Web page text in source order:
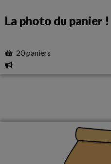
La photo du panier !
20 paniers